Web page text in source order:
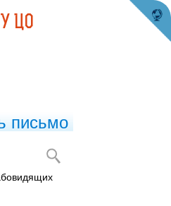
ЦО
письмо